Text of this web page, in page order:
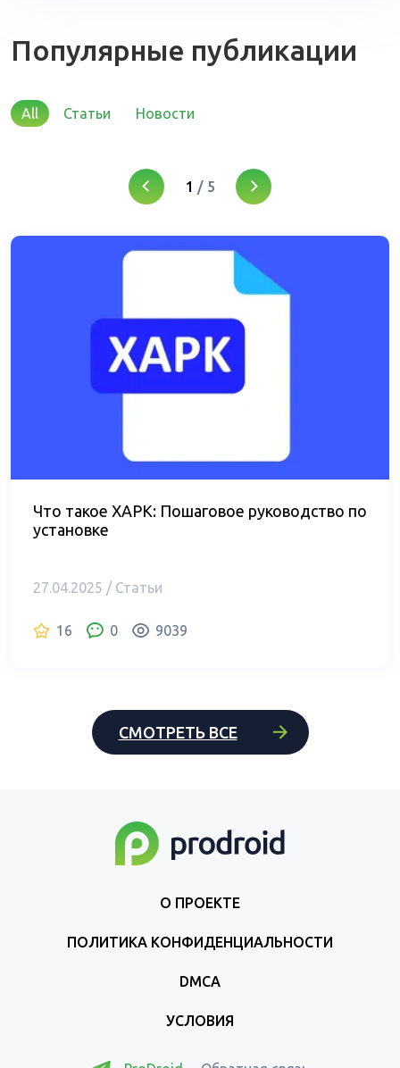
Популярные публикации
All Статьи Новости
1 / 5
Что такое XAPK: Пошаговое руководство по
установке
27.04.2025 / Статьи
16 0 9039
СМОТРЕТЬ ВСЕ
О ПРОЕКТЕ
ПОЛИТИКА КОНФИДЕНЦИАЛЬНОСТИ
DMCA
УСЛОВИЯ